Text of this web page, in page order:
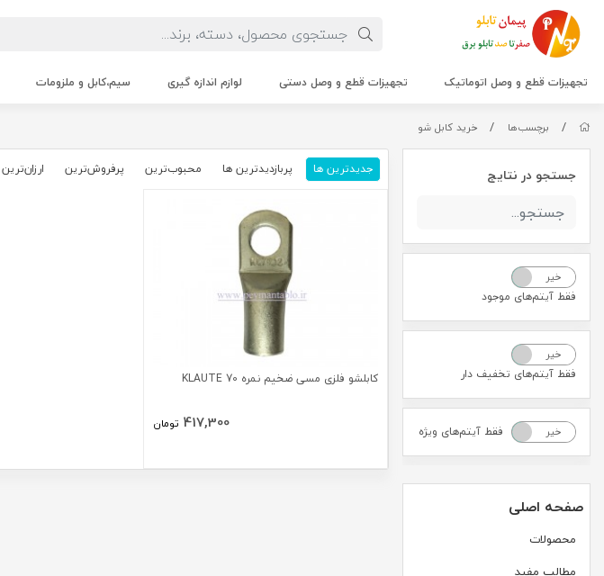
تجهیزات قطع و وصل اتوماتیک تجهیزات قطع و وصل دستی لوازم اندازه گیری سیم،کابل و ملزومات
/ برچسب‌ها / خرید کابل شو
جستجو در نتایج
خیر
فقط آیتم‌های موجود
خیر
فقط آیتم‌های تخفیف دار
بله خیر فقط آیتم‌های ویژه
صفحه اصلی
محصولات
مطالب مفید
جدیدترین ها پربازدیدترین ها محبوب‌‌ترین پرفروش‌ترین ارزان‌ترین
کابلشو فلزی مسی ضخیم نمره 70 KLAUTE
417,300 تومان